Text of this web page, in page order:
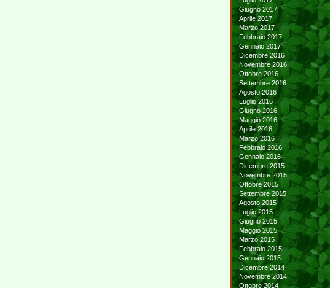
Giugno 2017
Aprile 2017
Marzo 2017
Febbraio 2017
Gennaio 2017
Dicembre 2016
Novembre 2016
Ottobre 2016
Settembre 2016
Agosto 2016
Luglio 2016
Giugno 2016
Maggio 2016
Aprile 2016
Marzo 2016
Febbraio 2016
Gennaio 2016
Dicembre 2015
Novembre 2015
Ottobre 2015
Settembre 2015
Agosto 2015
Luglio 2015
Giugno 2015
Maggio 2015
Marzo 2015
Febbraio 2015
Gennaio 2015
Dicembre 2014
Novembre 2014
Ottobre 2014